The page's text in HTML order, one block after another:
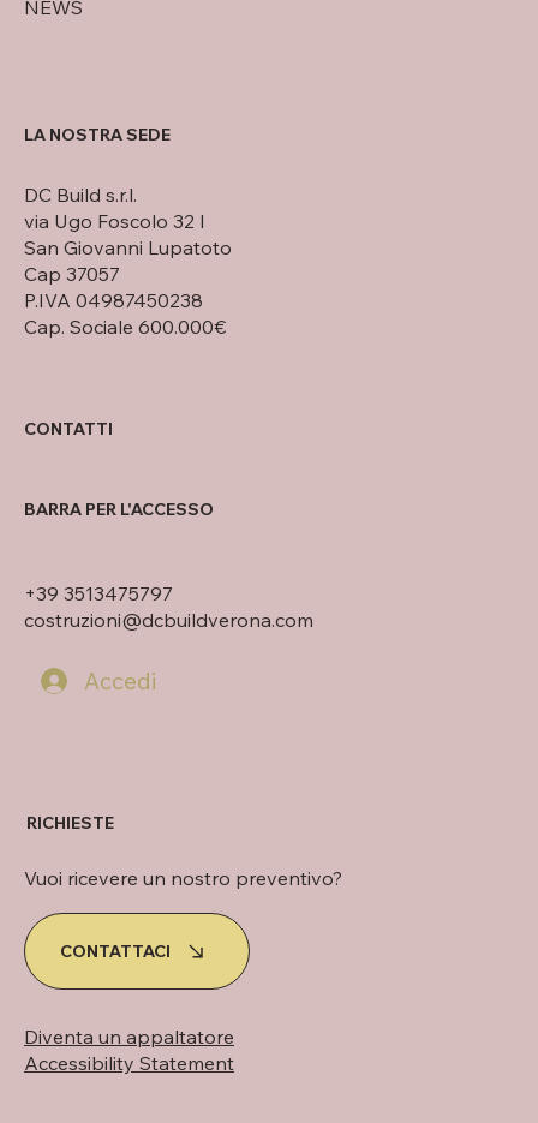
NEWS
LA NOSTRA SEDE
DC Build s.r.l.
via Ugo Foscolo 32 I
San Giovanni Lupatoto
Cap 37057
P.IVA 04987450238
Cap. Sociale 600.000€
CONTATTI
+39 3513475797
costruzioni@dcbuildverona.com
BARRA PER L'ACCESSO
Accedi
RICHIESTE
Vuoi ricevere un nostro preventivo?
CONTATTACI
Diventa un appaltatore
Accessibility Statement